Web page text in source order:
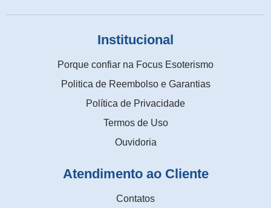
Institucional
Porque confiar na Focus Esoterismo
Politica de Reembolso e Garantias
Política de Privacidade
Termos de Uso
Ouvidoria
Atendimento ao Cliente
Contatos